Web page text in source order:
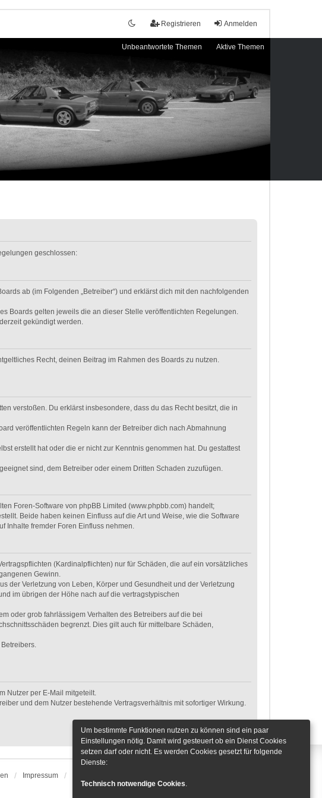
Anmelden
Registrieren
Unbeantwortete Themen Aktive Themen
geschlossen:
ab (im Folgenden „Betreiber“) und erklärst dich mit den nachfolgenden
Boards gelten jeweils die an dieser Stelle veröffentlichten Regelungen.
gekündigt werden.
Recht, deinen Beitrag im Rahmen des Boards zu nutzen.
verstoßen. Du erklärst insbesondere, dass du das Recht besitzt, die in
veröffentlichten Regeln kann der Betreiber dich nach Abmahnung
erstellt hat oder die er nicht zur Kenntnis genommen hat. Du gestattest
sind, dem Betreiber oder einem Dritten Schaden zuzufügen.
Foren-Software von phpBB Limited (www.phpbb.com) handelt;
Beide haben keinen Einfluss auf die Art und Weise, wie die Software
Inhalte fremder Foren Einfluss nehmen.
(Kardinalpflichten) nur für Schäden, die auf ein vorsätzliches
Gewinn.
der Verletzung von Leben, Körper und Gesundheit und der Verletzung
im übrigen der Höhe nach auf die vertragstypischen
oder grob fahrlässigem Verhalten des Betreibers auf die bei
begrenzt. Dies gilt auch für mittelbare Schäden,
Nutzer per E-Mail mitgeteilt.
und dem Nutzer bestehende Vertragsverhältnis mit sofortiger Wirkung.
Impressum
Um bestimmte Funktionen nutzen zu können sind ein paar
Einstellungen nötig. Damit wird gesteuert ob ein Dienst Cookies
setzen darf oder nicht. Es werden Cookies gesetzt für folgende
Dienste:
Technisch notwendige Cookies.